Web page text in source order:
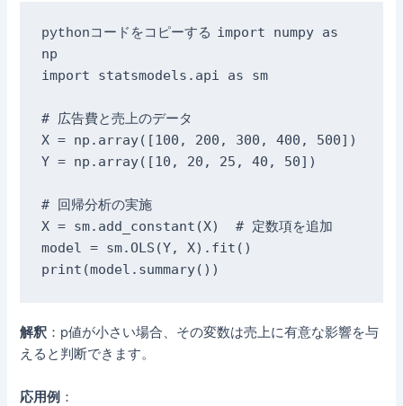
pythonコードをコピーする import numpy as
np
import statsmodels.api as sm
# 広告費と売上のデータ
X = np.array([100, 200, 300, 400, 500])
Y = np.array([10, 20, 25, 40, 50])
# 回帰分析の実施
X = sm.add_constant(X)  # 定数項を追加
model = sm.OLS(Y, X).fit()
解釈 ：p値が小さい場合、その変数は売上に有意な影響を与
えると判断できます。
応用例 ：